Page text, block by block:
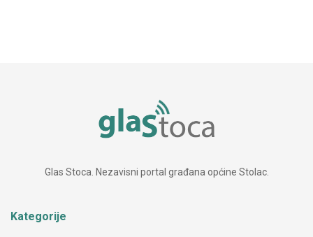
Glas Stoca. Nezavisni portal građana općine Stolac.
Kategorije